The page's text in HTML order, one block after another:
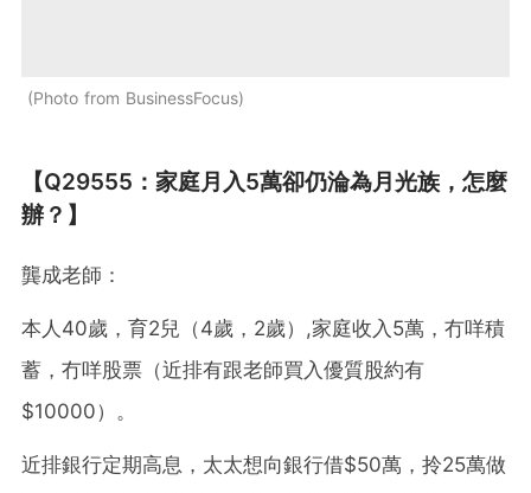
Photo from BusinessFocus
【Q29555：家庭月入5萬卻仍淪為月光族，怎麼
辦？】
龔成老師：
本人40歲，育2兒（4歲，2歲）,家庭收入5萬，冇咩積
蓄，冇咩股票（近排有跟老師買入優質股約有
$10000）。
近排銀行定期高息，太太想向銀行借$50萬，拎25萬做